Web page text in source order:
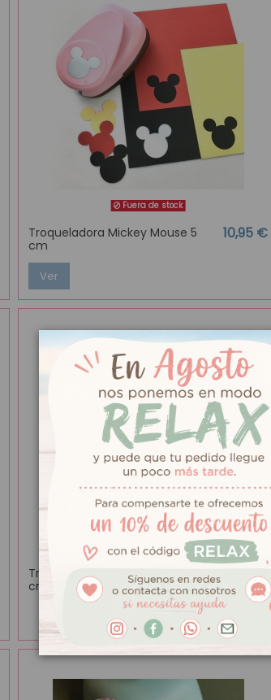
Fuera de stock
Troqueladora Mickey Mouse 5
cm
10,95 €
Ver
Troqueladora círculo ondas 3,8
cm
7,95 €
Añadir al carrito